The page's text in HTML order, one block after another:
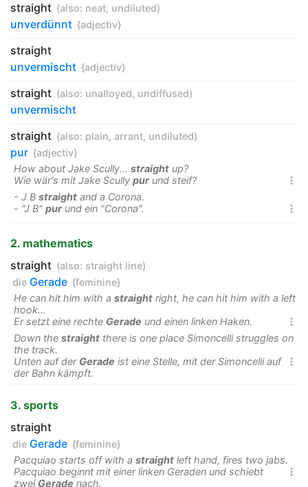
straight (also: neat, undiluted)
unverdünnt {adjectiv}
straight
unvermischt {adjectiv}
straight (also: unalloyed, undiffused)
unvermischt
straight (also: plain, arrant, undiluted)
pur {adjectiv}
How about Jake Scully... straight up?

Wie wär's mit Jake Scully purund steif?
- J B straight and a Corona.

- "J B" purund ein "Corona".
2. mathematics
straight (also: straight line)
die Gerade {feminine}
He can hit him with a straight right, he can hit him with a left
hook...

Er setzt eine rechte Gerade und einen linken Haken.
Down the straight there is one place Simoncelli struggles on
the track.

Unten auf der Gerade ist eine Stelle, mit der Simoncelli auf
der Bahn kämpft.
3. sports
straight
die Gerade {feminine}
Pacquiao starts off with a straight left hand, fires two jabs.

Pacquiao beginnt mit einer linken Geraden und schiebt
zwei Gerade nach.